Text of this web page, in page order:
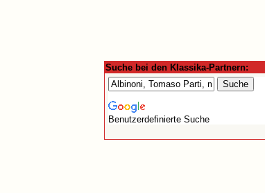
Suche bei den Klassika-Partnern:
Benutzerdefinierte Suche